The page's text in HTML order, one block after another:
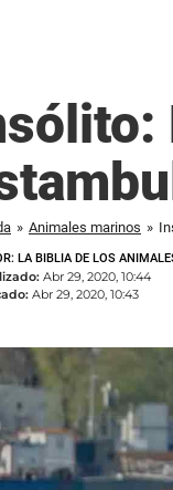
» Animales marinos »
LA BIBLIA DE LOS
Abr 29, 2020, 10:44
Abr 29, 2020, 10:43